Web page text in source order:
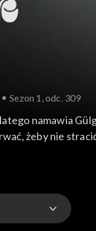
Sezon 1, odc. 309
namawia
żeby nie
Dochodzi